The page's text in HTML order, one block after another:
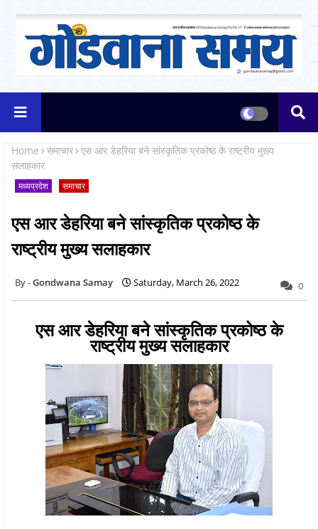
Home समाचार एस आर डेहरिया बने सांस्कृतिक प्रकोष्ठ के राष्ट्रीय मुख्य
सलाहकार
मध्यप्रदेश समाचार
एस आर डेहरिया बने सांस्कृतिक प्रकोष्ठ के
राष्ट्रीय मुख्य सलाहकार
Gondwana Samay Saturday, March 26, 2022 0
एस आर डेहरिया बने सांस्कृतिक प्रकोष्ठ के
राष्ट्रीय मुख्य सलाहकार